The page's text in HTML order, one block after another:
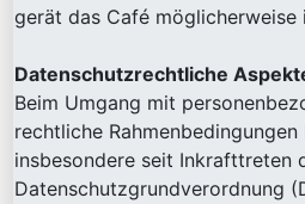
gerät das Café möglicherweise
Datenschutzrechtliche
Beim Umgang mit
rechtliche
insbesondere seit Inkrafttreten
Datenschutzgrundverordnung